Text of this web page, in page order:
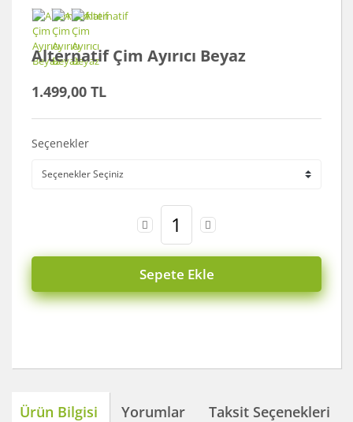
Alternatif Çim Ayırıcı Beyaz
1.499,00 TL
Seçenekler
Sepete Ekle
Ürün Bilgisi Yorumlar Taksit Seçenekleri